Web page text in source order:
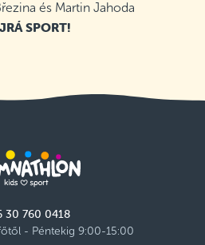
XVIII.
Részletek
Részletek
és Martin Jahoda
SPORT!
30 760 0418
- Péntekig 9:00-15:00